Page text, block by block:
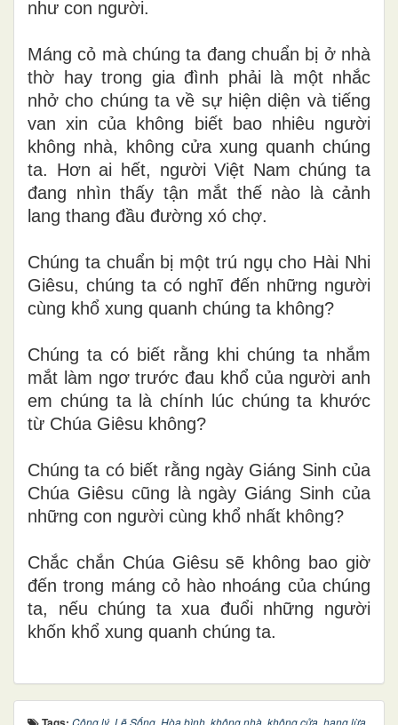
như con người.
Máng cỏ mà chúng ta đang chuẩn bị ở nhà
thờ hay trong gia đình phải là một nhắc
nhở cho chúng ta về sự hiện diện và tiếng
van xin của không biết bao nhiêu người
không nhà, không cửa xung quanh chúng
ta. Hơn ai hết, người Việt Nam chúng ta
đang nhìn thấy tận mắt thế nào là cảnh
lang thang đầu đường xó chợ.
Chúng ta chuẩn bị một trú ngụ cho Hài Nhi
Giêsu, chúng ta có nghĩ đến những người
cùng khổ xung quanh chúng ta không?
Chúng ta có biết rằng khi chúng ta nhắm
mắt làm ngơ trước đau khổ của người anh
em chúng ta là chính lúc chúng ta khước
từ Chúa Giêsu không?
Chúng ta có biết rằng ngày Giáng Sinh của
Chúa Giêsu cũng là ngày Giáng Sinh của
những con người cùng khổ nhất không?
Chắc chắn Chúa Giêsu sẽ không bao giờ
đến trong máng cỏ hào nhoáng của chúng
ta, nếu chúng ta xua đuổi những người
khốn khổ xung quanh chúng ta.
Công lý, Lẽ Sống Hòa bình không nhà không cửa hang lừa